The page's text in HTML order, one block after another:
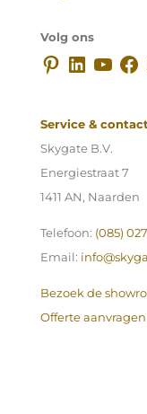
Volg ons
Pinterest
Service & contact
Skygate B.V.
Energiestraat 7
1411 AN, Naarden
Telefoon: (085)
Email:
Bezoek de
Offerte aanvragen